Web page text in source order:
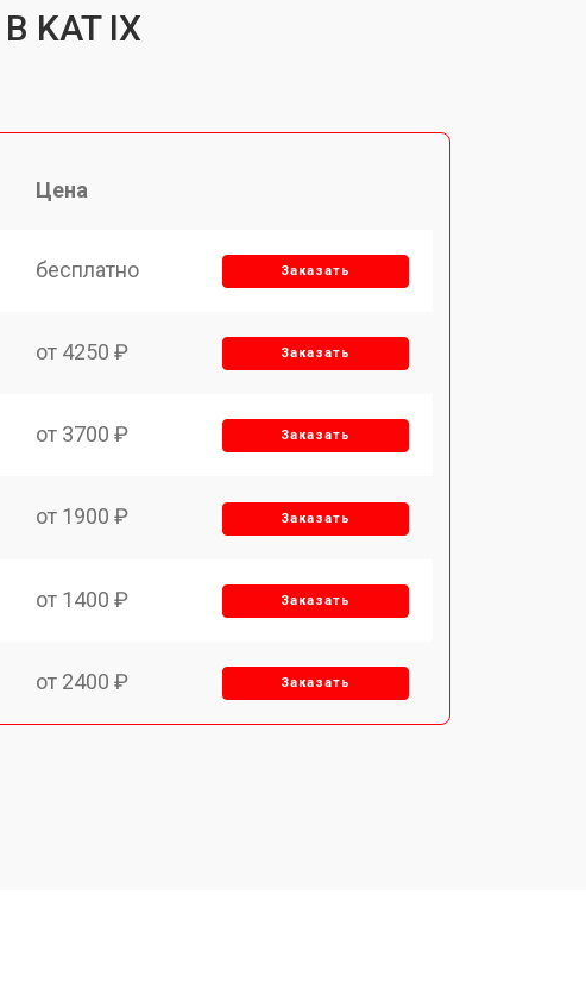
KAT IX
Цена
бесплатно Заказать
от 4250 ₽ Заказать
от 3700 ₽ Заказать
от 1900 ₽ Заказать
от 1400 ₽ Заказать
от 2400 ₽ Заказать